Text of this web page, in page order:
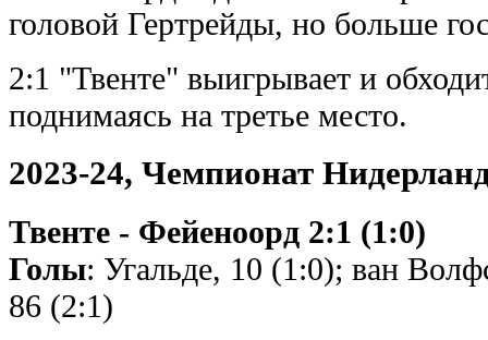
головой Гертрейды, но больше
2:1 "Твенте" выигрывает и
поднимаясь на третье место.
2023-24, Чемпионат
Твенте - Фейеноорд 2:1 (1:0)
Голы: Угальде, 10 (1:0); ван
86 (2:1)